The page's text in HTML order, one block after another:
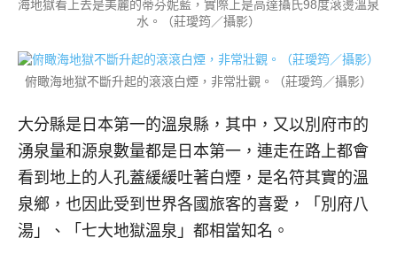
海地獄看上去是美麗的蒂芬妮藍，實際上是高達攝氏98度滾燙溫泉
水。（莊璦筠／攝影）
俯瞰海地獄不斷升起的滾滾白煙，非常壯觀。（莊璦筠／攝影）
大分縣是日本第一的溫泉縣，其中，又以別府市的
湧泉量和源泉數量都是日本第一，連走在路上都會
看到地上的人孔蓋緩緩吐著白煙，是名符其實的溫
泉鄉，也因此受到世界各國旅客的喜愛，「別府八
湯」、「七大地獄溫泉」都相當知名。